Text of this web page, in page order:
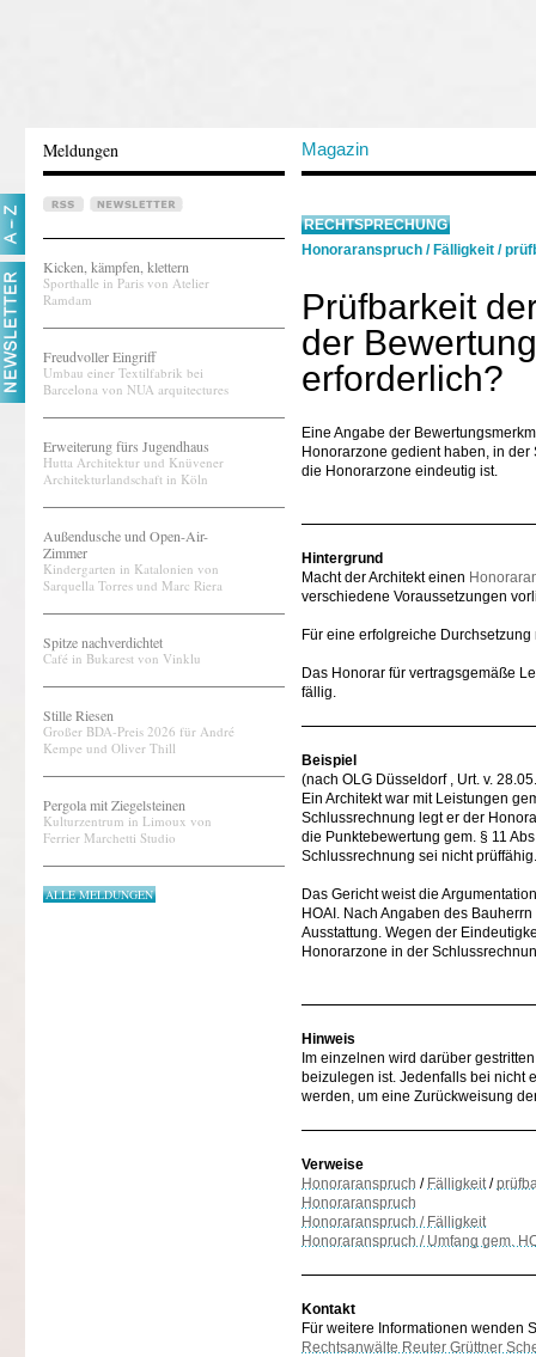
Meldungen Magazin
Kicken, kämpfen, klettern
Sporthalle in Paris von Atelier
Ramdam
Freudvoller Eingriff
Umbau einer Textilfabrik bei
Barcelona von NUA arquitectures
Erweiterung fürs Jugendhaus
Hutta Architektur und Knüvener
Architekturlandschaft in Köln
Außendusche und Open-Air-
Zimmer
Kindergarten in Katalonien von
Sarquella Torres und Marc Riera
Spitze nachverdichtet
Café in Bukarest von Vinklu
Stille Riesen
Großer BDA-Preis 2026 für André
Kempe und Oliver Thill
Pergola mit Ziegelsteinen
Kulturzentrum in Limoux von
Ferrier Marchetti Studio
ALLE MELDUNGEN
RECHTSPRECHUNG
Honoraranspruch / Fälligkeit /
Prüfbarkeit
der
erforderlich?
Eine Angabe der
Honorarzone gedient haben, in
die Honorarzone eindeutig ist.
Hintergrund
Macht der Architekt einen
verschiedene Voraussetzungen
Für eine erfolgreiche
Das Honorar für vertragsgemäße
fällig.
Beispiel
(nach OLG Düsseldorf , Urt. v.
Ein Architekt war mit Leistungen
Schlussrechnung legt er der
die Punktebewertung gem. § 11
Schlussrechnung sei nicht prüffähig.
Das Gericht weist die
HOAI. Nach Angaben des
Ausstattung. Wegen der
Honorarzone in der
Hinweis
Im einzelnen wird darüber
beizulegen ist. Jedenfalls bei nicht
werden, um eine Zurückweisung
Verweise
Honoraranspruch / Fälligkeit/
Honoraranspruch
Honoraranspruch / Fälligkeit
Honoraranspruch / Umfang gem.
Kontakt
Für weitere Informationen wenden
Rechtsanwälte Reuter Grüttner